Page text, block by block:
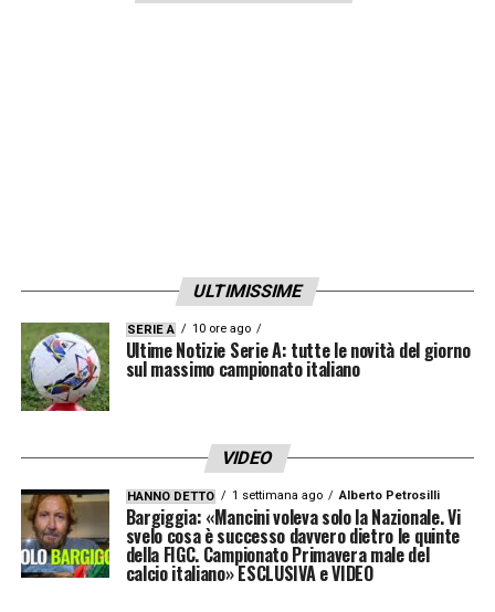
ULTIMISSIME
SERIE A 10 ore ago
Ultime Notizie Serie A: tutte le novità del giorno
sul massimo campionato italiano
VIDEO
HANNO DETTO 1 settimana ago Alberto Petrosilli
Bargiggia: «Mancini voleva solo la Nazionale. Vi
svelo cosa è successo davvero dietro le quinte
della FIGC. Campionato Primavera male del
calcio italiano» ESCLUSIVA e VIDEO